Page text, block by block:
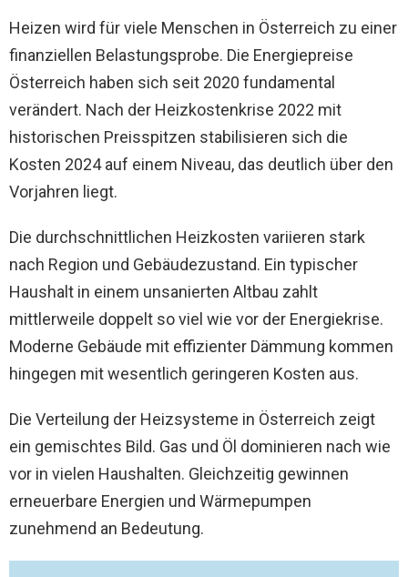
Heizen wird für viele Menschen in Österreich zu einer
finanziellen Belastungsprobe. Die Energiepreise
Österreich haben sich seit 2020 fundamental
verändert. Nach der Heizkostenkrise 2022 mit
historischen Preisspitzen stabilisieren sich die
Kosten 2024 auf einem Niveau, das deutlich über den
Vorjahren liegt.
Die durchschnittlichen Heizkosten variieren stark
nach Region und Gebäudezustand. Ein typischer
Haushalt in einem unsanierten Altbau zahlt
mittlerweile doppelt so viel wie vor der Energiekrise.
Moderne Gebäude mit effizienter Dämmung kommen
hingegen mit wesentlich geringeren Kosten aus.
Die Verteilung der Heizsysteme in Österreich zeigt
ein gemischtes Bild. Gas und Öl dominieren nach wie
vor in vielen Haushalten. Gleichzeitig gewinnen
erneuerbare Energien und Wärmepumpen
zunehmend an Bedeutung.